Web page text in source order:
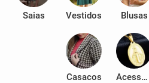
Saias Vestidos Blusas
Casacos Acessórios